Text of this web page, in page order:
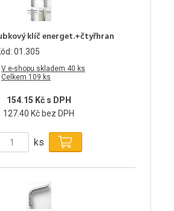
klíč energet.+čtyřhran
01.305
V e-shopu skladem 40 ks
Celkem 109 ks
154.15 Kč s DPH
127.40 Kč bez DPH
ks